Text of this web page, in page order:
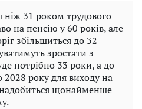
ніж 31 роком трудового
на пенсію у 60 років, але
збільшиться до 32
зростати з
потрібно 33 роки, а до
року для виходу на
щонайменше